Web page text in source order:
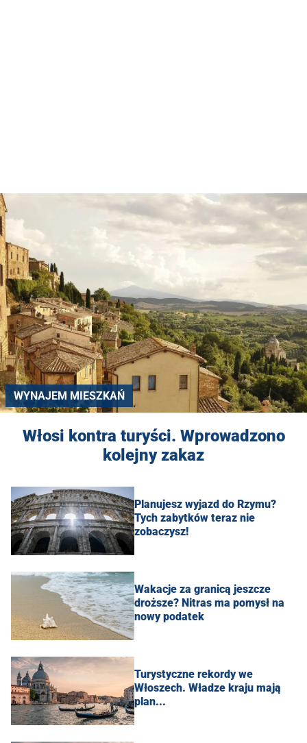
WYNAJEM MIESZKAŃ
Włosi kontra turyści. Wprowadzono
kolejny zakaz
Planujesz wyjazd do Rzymu?
Tych zabytków teraz nie
zobaczysz!
Wakacje za granicą jeszcze
droższe? Nitras ma pomysł na
nowy podatek
Turystyczne rekordy we
Włoszech. Władze kraju mają
plan...